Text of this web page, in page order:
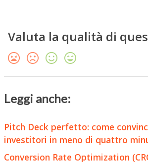
Valuta la qualità di
Leggi anche:
Pitch Deck perfetto: come
investitori in meno di quattro
Conversion Rate Optimization